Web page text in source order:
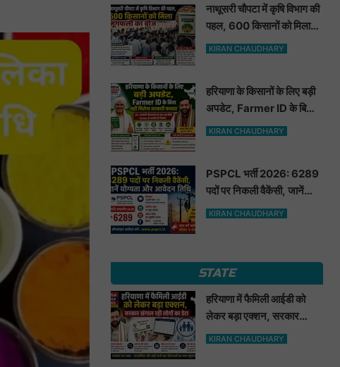
नाथूसरी चौपटा में कृषि विभाग की
पहल, 600 किसानों को मिला
मूंगफली का बीज
KIRAN CHAUDHARY
हरियाणा के किसानों के लिए बड़ी
अपडेट, Farmer ID के बिना
नहीं मिलेगा सरकारी फायदा
KIRAN CHAUDHARY
PSPCL भर्ती 2026: 6289
पदों पर निकली वैकेंसी, जानें
योग्यता और आवेदन तिथि
KIRAN CHAUDHARY
STATE
हरियाणा में फैमिली आईडी को
लेकर बड़ा एक्शन, सरकार
खंगाल रही लोगों का डेटा
KIRAN CHAUDHARY